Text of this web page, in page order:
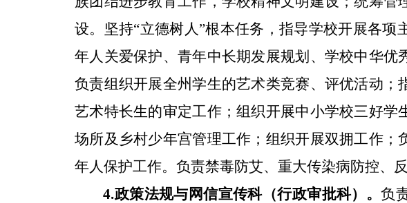
设。坚持“立德树人”根本任务，指导学校开展各项
年人关爱保护、青年中长期发展规划、学校中华优
负责组织开展全州学生的艺术类竞赛、评优活动
艺术特长生的审定工作；组织开展中小学校三好
场所及乡村少年宫管理工作；组织开展双拥工作
年人保护工作。负责禁毒防艾、重大传染病防控、
4.政策法规与网信宣传科（行政审批科）。负